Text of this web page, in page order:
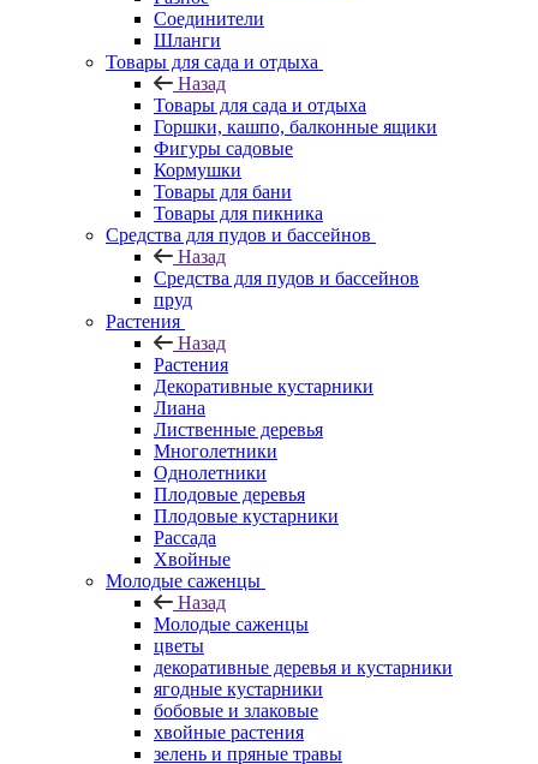
Соединители
Шланги
Товары для сада и отдыха
Назад
Товары для сада и отдыха
Горшки, кашпо, балконные ящики
Фигуры садовые
Кормушки
Товары для бани
Товары для пикника
Средства для пудов и бассейнов
Назад
Средства для пудов и бассейнов
пруд
Растения
Назад
Растения
Декоративные кустарники
Лиана
Лиственные деревья
Многолетники
Однолетники
Плодовые деревья
Плодовые кустарники
Рассада
Хвойные
Молодые саженцы
Назад
Молодые саженцы
цветы
декоративные деревья и кустарники
ягодные кустарники
бобовые и злаковые
хвойные растения
зелень и пряные травы